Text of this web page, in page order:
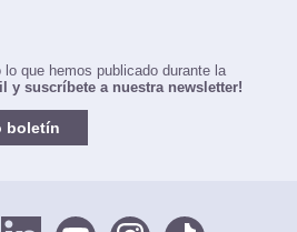
que hemos publicado durante la
y suscríbete a nuestra newsletter!
boletín